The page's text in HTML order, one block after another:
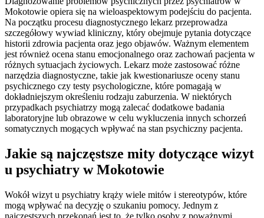
Mokotowie opiera się na wieloaspektowym podejściu do pacjenta.
Na początku procesu diagnostycznego lekarz przeprowadza
szczegółowy wywiad kliniczny, który obejmuje pytania dotyczące
historii zdrowia pacjenta oraz jego objawów. Ważnym elementem
jest również ocena stanu emocjonalnego oraz zachowań pacjenta w
różnych sytuacjach życiowych. Lekarz może zastosować różne
narzędzia diagnostyczne, takie jak kwestionariusze oceny stanu
psychicznego czy testy psychologiczne, które pomagają w
dokładniejszym określeniu rodzaju zaburzenia. W niektórych
przypadkach psychiatrzy mogą zalecać dodatkowe badania
laboratoryjne lub obrazowe w celu wykluczenia innych schorzeń
somatycznych mogących wpływać na stan psychiczny pacjenta.
Jakie są najczęstsze mity dotyczące wizyt
u psychiatry w Mokotowie
Wokół wizyt u psychiatry krąży wiele mitów i stereotypów, które
mogą wpływać na decyzję o szukaniu pomocy. Jednym z